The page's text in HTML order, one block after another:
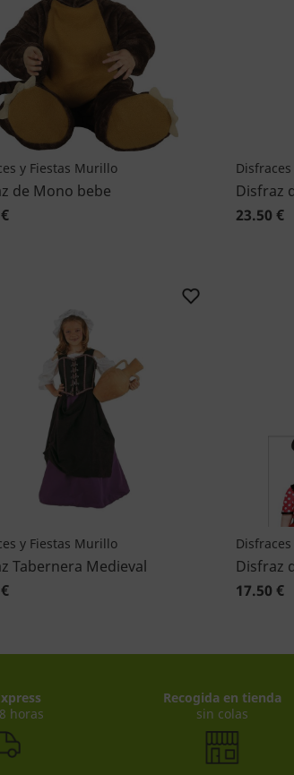
y Fiestas Murillo
de Mono bebe
Disfraz
23.50 €
y Fiestas Murillo
Tabernera Medieval
Disfraz
17.50 €
horas
Recogida en tienda
sin colas